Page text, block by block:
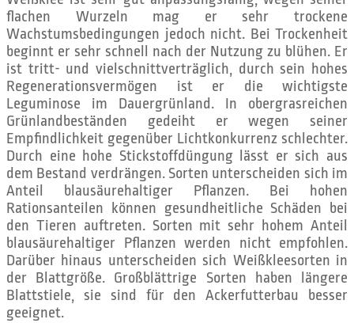
flachen Wurzeln mag er sehr trockene
Wachstumsbedingungen jedoch nicht. Bei Trockenheit
beginnt er sehr schnell nach der Nutzung zu blühen. Er
ist tritt- und vielschnittverträglich, durch sein hohes
Regenerationsvermögen ist er die wichtigste
Leguminose im Dauergrünland. In obergrasreichen
Grünlandbeständen gedeiht er wegen seiner
Empfindlichkeit gegenüber Lichtkonkurrenz schlechter.
Durch eine hohe Stickstoffdüngung lässt er sich aus
dem Bestand verdrängen. Sorten unterscheiden sich im
Anteil blausäurehaltiger Pflanzen. Bei hohen
Rationsanteilen können gesundheitliche Schäden bei
den Tieren auftreten. Sorten mit sehr hohem Anteil
blausäurehaltiger Pflanzen werden nicht empfohlen.
Darüber hinaus unterscheiden sich Weißkleesorten in
der Blattgröße. Großblättrige Sorten haben längere
Blattstiele, sie sind für den Ackerfutterbau besser
geeignet.